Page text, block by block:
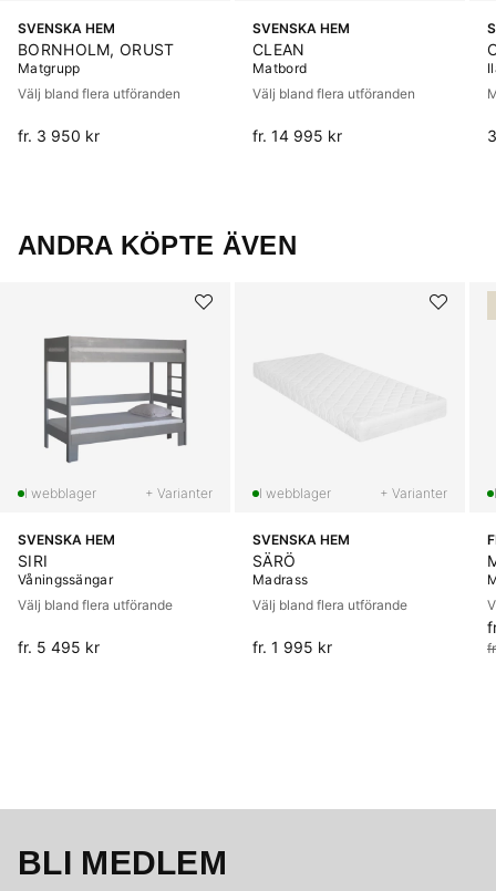
SVENSKA HEM
BORNHOLM, ORUST
Matgrupp
Välj bland flera utföranden
fr. 3 950 kr
SVENSKA HEM
CLEAN
Matbord
Välj bland flera utföranden
fr. 14 995 kr
ANDRA KÖPTE ÄVEN
+ Varianter
SVENSKA HEM
SIRI
Våningssängar
Välj bland flera utförande
fr. 5 495 kr
+ Varianter
SVENSKA HEM
SÄRÖ
Madrass
Välj bland flera utförande
fr. 1 995 kr
BLI MEDLEM